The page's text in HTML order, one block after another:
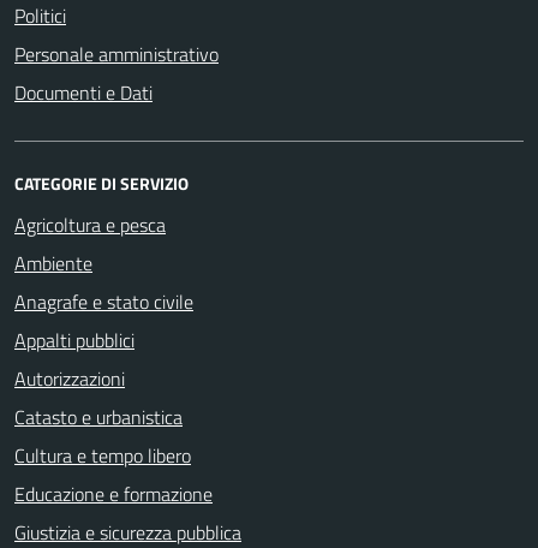
Politici
Personale amministrativo
Documenti e Dati
CATEGORIE DI SERVIZIO
Agricoltura e pesca
Ambiente
Anagrafe e stato civile
Appalti pubblici
Autorizzazioni
Catasto e urbanistica
Cultura e tempo libero
Educazione e formazione
Giustizia e sicurezza pubblica